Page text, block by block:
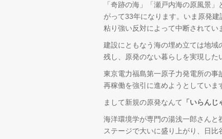
「奇跡の海」「瀬戸内海の原風景
がって33年になります。いま原発
粘り強い反対によって中断されてい
建設にともなう海の埋め立ては地
残し、原発のない暮らしを実現した
東京電力福島第一原子力発電所の
再稼働を強引に進めようとしていま
まして新規の原発なんて 「いらんじ
海洋環境学が専門の湯浅一郎さん
ステージで大いに盛り上がり、日比